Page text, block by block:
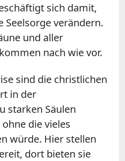
sich damit,
Seelsorge verändern.
und aller
nach wie vor.
sind die christlichen
in der
starken Säulen
die vieles
würde. Hier stellen
dort bieten sie